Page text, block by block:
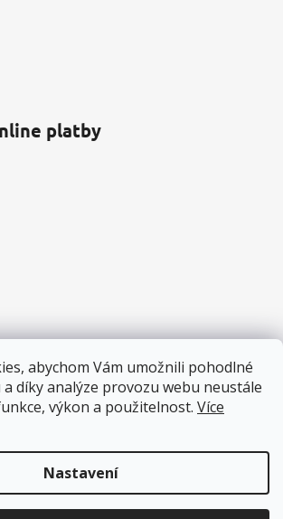
abychom Vám umožnili pohodlné
díky analýze provozu webu neustále
výkon a použitelnost. Více
Nastavení
platby
Pěnové hračky. Všechna práva vyhrazena.